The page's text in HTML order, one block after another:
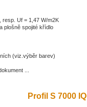
resp. Uf = 1,47 W/m2K
plošně spojité křídlo
(viz.výběr barev)
...
Profil S 7000 IQ